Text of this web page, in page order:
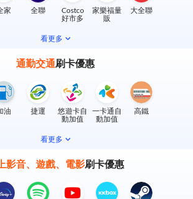
家 全聯
Costco
好市多
家樂福量
販
大全聯
看更多
通勤交通刷卡優惠
油 捷運
悠遊卡自
動加值
一卡通自
動加值
高鐵
看更多
影音、遊戲、電影刷卡優惠